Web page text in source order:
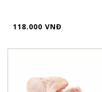
118.000 VNĐ